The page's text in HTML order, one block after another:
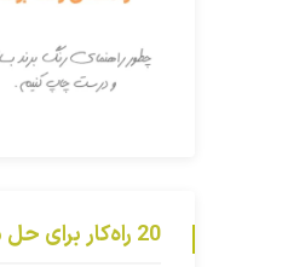
20 راه‌کار برای حل مشکلات طراحی